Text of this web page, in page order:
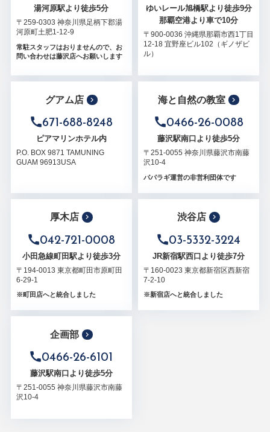
湯河原駅より徒歩5分
〒259-0303 神奈川県足柄下郡湯
河原町土肥1-12-9
常駐スタッフはおりませんので、お
問い合わせは藤沢店へお願いします
ゆいレール旭橋駅より徒歩9分
那覇空港より車で10分
〒900-0036 沖縄県那覇市西1丁目
12-18 宜野座ビル102（ギノザビ
ル）
グアム店
671-688-8248
ピアマリンホテル内
P.O. BOX 9871 TAMUNING
GUAM 96913USA
海と自然の教室
0466-26-0088
藤沢駅南口より徒歩5分
〒251-0055 神奈川県藤沢市南藤
沢10-4
パパラギ運営の非営利団体です
厚木店
042-721-0008
小田急線町田駅より徒歩3分
〒194-0013 東京都町田市原町田
6-29-1
※町田店へと統合しました
渋谷店
03-5332-3224
JR新宿駅西口より徒歩7分
〒160-0023 東京都新宿区西新宿
7-2-10
※新宿店へと統合しました
企画部
0466-26-6101
藤沢駅南口より徒歩5分
〒251-0055 神奈川県藤沢市南藤
沢10-4